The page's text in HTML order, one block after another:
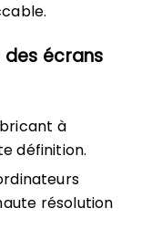
des écrans
à
définition.
résolution